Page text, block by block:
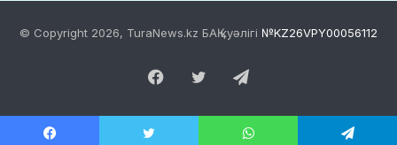
© Copyright 2026, TuraNews.kz БАҚ куәлігі №KZ26VPY00056112
Facebook
Twitter